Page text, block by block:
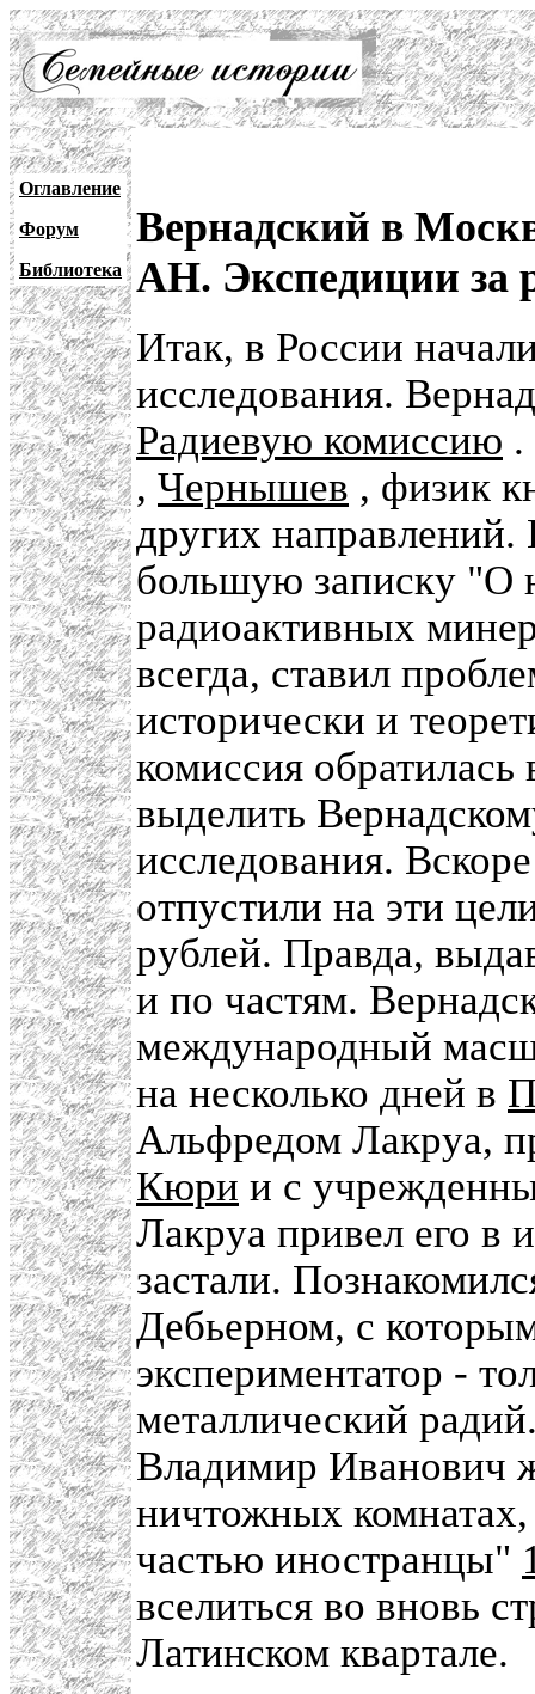
Оглавление
Форум
Библиотека
Вернадский в
АН. Экспедиции за
Итак, в России
исследования.
Радиевую комиссию
, Чернышев , физик
других
большую записку "О
радиоактивных
всегда, ставил
исторически и
комиссия обратилась
выделить
исследования.
отпустили на эти
рублей. Правда,
и по частям.
международный
на несколько дней в
Альфредом Лакруа,
Кюри и с
Лакруа привел его в
застали.
Дебьерном, с
экспериментатор -
металлический
Владимир Иванович
ничтожных
частью иностранцы"
вселиться во вновь
Латинском квартале.